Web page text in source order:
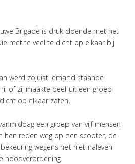
Brigade is druk doende met het
met te veel te dicht op elkaar bij
werd zojuist iemand staande
of zij maakte deel uit een groep
op elkaar zaten.
een groep van vijf mensen
hen reden weg op een scooter, de
wegens het niet-naleven
noodverordening.